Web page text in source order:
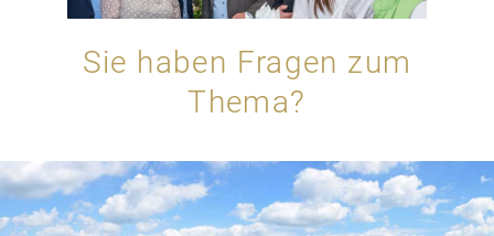
Sie haben Fragen zum
Thema?